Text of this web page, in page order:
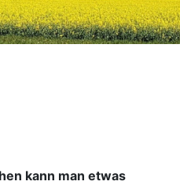
kann man etwas